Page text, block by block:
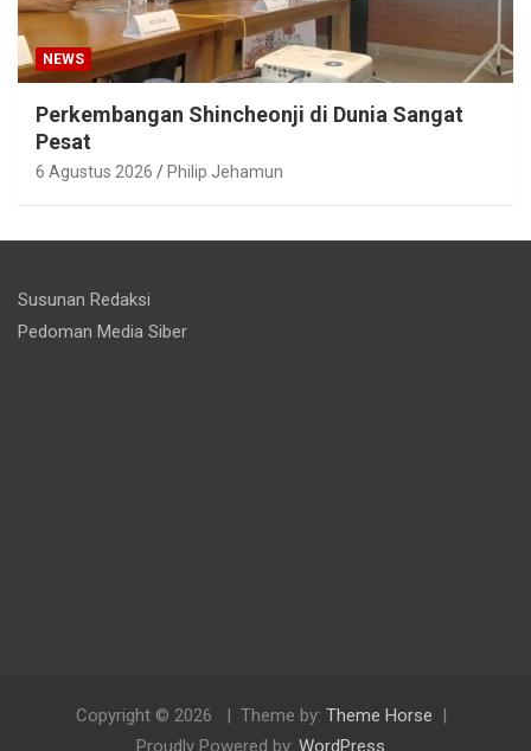
NEWS
Perkembangan Shincheonji di Dunia Sangat
Pesat
6 Agustus 2026 Philip Jehamun
Susunan Redaksi
Pedoman Media Siber
Copyright © 2026 Theme by: Theme Horse
Proudly Powered by: WordPress